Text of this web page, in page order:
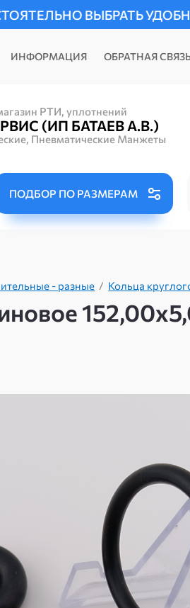
ИНФОРМАЦИЯ ОБРАТНАЯ
УДОБНЫЙ СПОСОБ
РТИ, уплотнений
(ИП БАТАЕВ А.В.)
Пневматические Манжеты
ПОДБОР ПО РАЗМЕРАМ
- разные / Кольца